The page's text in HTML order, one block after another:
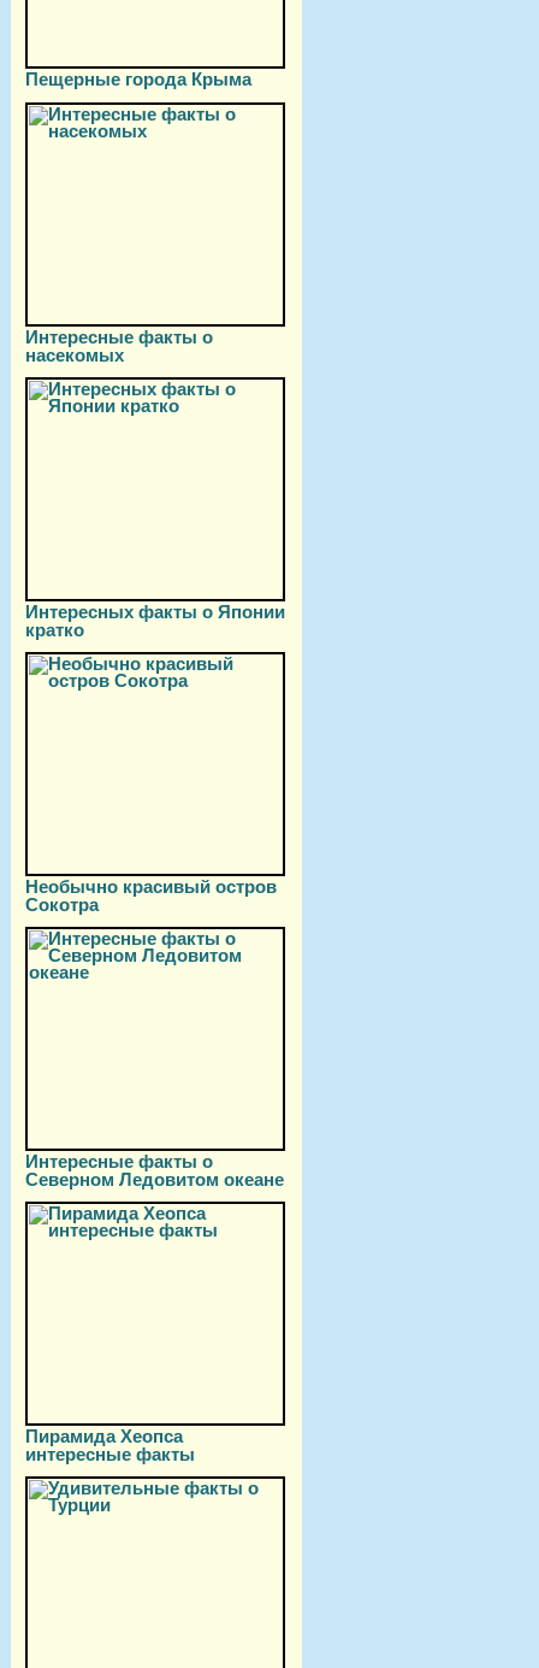
Пещерные города Крыма
Интересные факты о
насекомых
Интересных факты о Японии
кратко
Необычно красивый остров
Сокотра
Интересные факты о
Северном Ледовитом океане
Пирамида Хеопса
интересные факты